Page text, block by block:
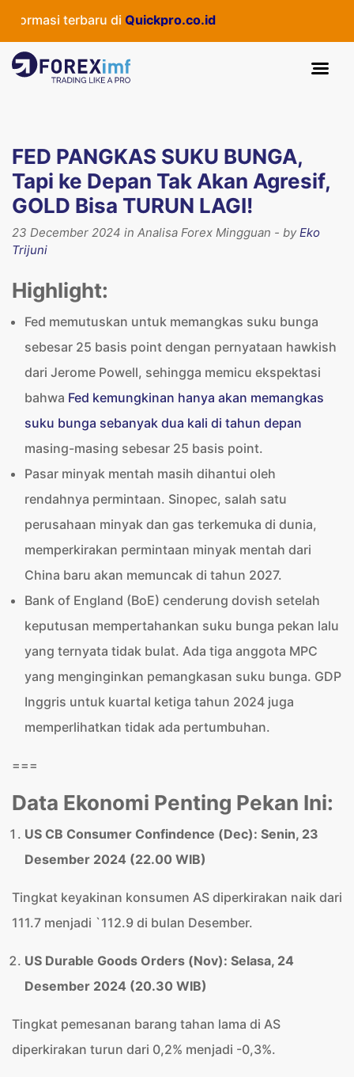
terbaru diQuickpro.co.id
FED PANGKAS SUKU BUNGA,
Tapi ke Depan Tak Akan Agresif,
GOLD Bisa TURUN LAGI!
23 December 2024 in Analisa Forex Mingguan - byEko
Trijuni
Highlight:
Fed memutuskan untuk memangkas suku bunga
sebesar 25 basis point dengan pernyataan hawkish
dari Jerome Powell, sehingga memicu ekspektasi
bahwa Fed kemungkinan hanya akan memangkas
suku bunga sebanyak dua kali di tahun depan
masing-masing sebesar 25 basis point.
Pasar minyak mentah masih dihantui oleh
rendahnya permintaan. Sinopec, salah satu
perusahaan minyak dan gas terkemuka di dunia,
memperkirakan permintaan minyak mentah dari
China baru akan memuncak di tahun 2027.
Bank of England (BoE) cenderung dovish setelah
keputusan mempertahankan suku bunga pekan lalu
yang ternyata tidak bulat. Ada tiga anggota MPC
yang menginginkan pemangkasan suku bunga. GDP
Inggris untuk kuartal ketiga tahun 2024 juga
memperlihatkan tidak ada pertumbuhan.
===
Data Ekonomi Penting Pekan Ini:
US CB Consumer Confindence (Dec): Senin, 23
Desember 2024 (22.00 WIB)
Tingkat keyakinan konsumen AS diperkirakan naik dari
111.7 menjadi `112.9 di bulan Desember.
US Durable Goods Orders (Nov): Selasa, 24
Desember 2024 (20.30 WIB)
Tingkat pemesanan barang tahan lama di AS
diperkirakan turun dari 0,2% menjadi -0,3%.